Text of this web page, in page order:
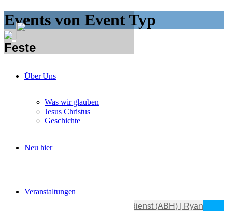
Über Uns
Was wir glauben
Jesus Christus
Geschichte
Neu hier
Veranstaltungen
Events von Event Typ
Feste
Feste Events
September
Traugottesdienst (ABH) | Ryan